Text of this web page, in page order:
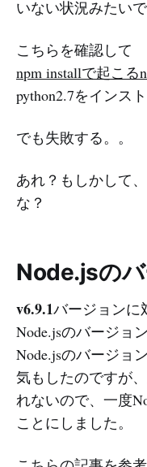
いない状況みたいで
こちらを確認して
npm installで起こる
python2.7をインス
でも失敗する。。
あれ？もしかして
な？
Node.jsの
v6.9.1バージョンに
Node.jsのバージョ
Node.jsのバージョ
気もしたのですが
れないので、一度
ことにしました。